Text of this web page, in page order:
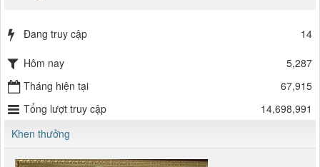
Đang truy cập 14
Hôm nay
5,287
Tháng hiện tại
67,915
Tổng lượt truy cập
14,698,991
Khen thưởng